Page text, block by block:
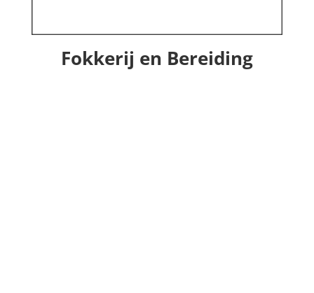
Fokkerij en Bereiding